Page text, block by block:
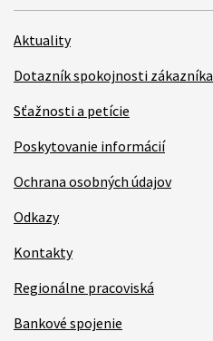
Aktuality
Dotazník spokojnosti zákazníka
Sťažnosti a petície
Poskytovanie informácií
Ochrana osobných údajov
Odkazy
Kontakty
Regionálne pracoviská
Bankové spojenie